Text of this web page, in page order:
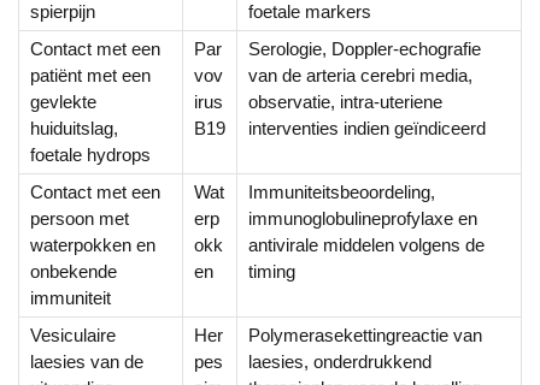
spierpijn
foetale markers
Contact met een
patiënt met een
gevlekte
huiduitslag,
foetale hydrops
Par
vov
irus
B19
Serologie, Doppler-echografie
van de arteria cerebri media,
observatie, intra-uteriene
interventies indien geïndiceerd
Contact met een
persoon met
waterpokken en
onbekende
immuniteit
Wat
erp
okk
en
Immuniteitsbeoordeling,
immunoglobulineprofylaxe en
antivirale middelen volgens de
timing
Vesiculaire
laesies van de
Her
pes
Polymerasekettingreactie van
laesies, onderdrukkend